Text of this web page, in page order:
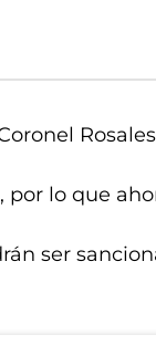
por lo que
ser